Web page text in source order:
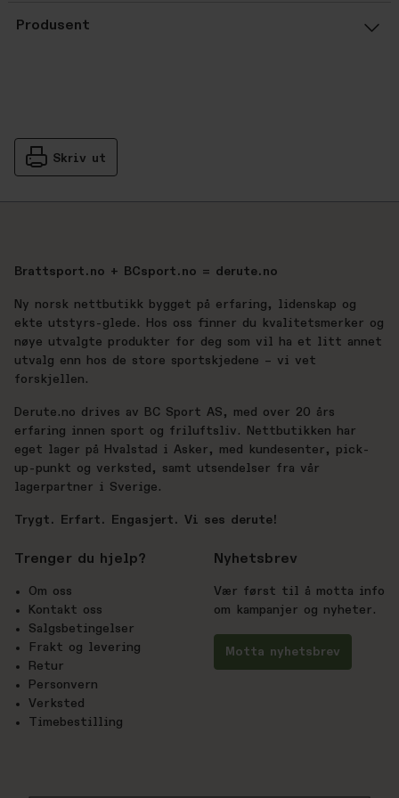
Produsent
Skriv ut
Brattsport.no + BCsport.no = derute.no
Ny norsk nettbutikk bygget på erfaring, lidenskap og
ekte utstyrs-glede. Hos oss finner du kvalitetsmerker og
nøye utvalgte produkter for deg som vil ha et litt annet
utvalg enn hos de store sportskjedene – vi vet
forskjellen.
Derute.no drives av BC Sport AS, med over 20 års
erfaring innen sport og friluftsliv. Nettbutikken har
eget lager på Hvalstad i Asker, med kundesenter, pick-
up-punkt og verksted, samt utsendelser fra vår
lagerpartner i Sverige.
Trygt. Erfart. Engasjert. Vi ses derute!
Trenger du hjelp?
Om oss
Kontakt oss
Salgsbetingelser
Frakt og levering
Retur
Personvern
Verksted
Timebestilling
Nyhetsbrev
Vær først til å motta info
om kampanjer og nyheter.
Motta nyhetsbrev